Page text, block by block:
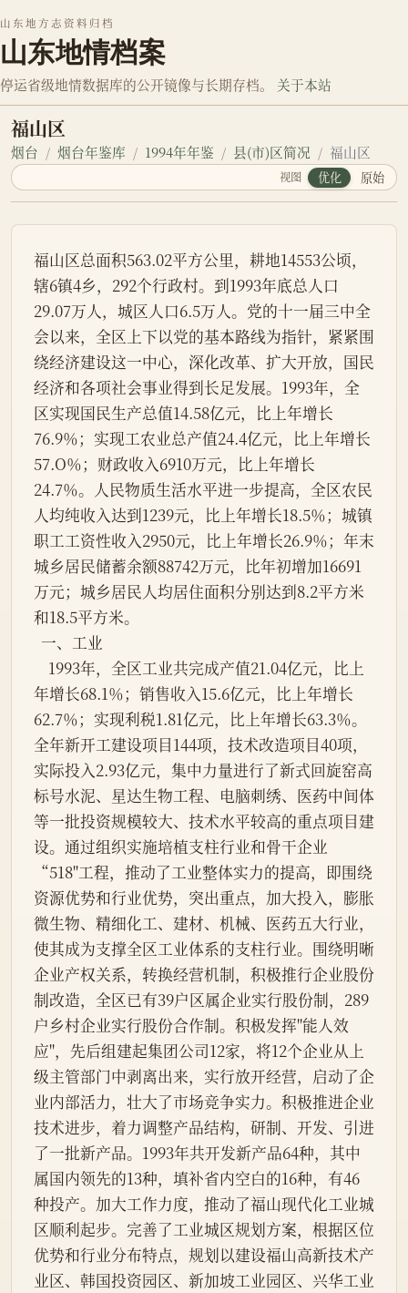
山东地方志资料归档
山东地情档案
停运省级地情数据库的公开镜像与长期存档。 关于本站
福山区
烟台 烟台年鉴库 1994年年鉴 县(市)区简况 福山区
视图 优化 原始
福山区总面积563.02平方公里，耕地14553公顷，
辖6镇4乡，292个行政村。到1993年底总人口
29.07万人，城区人口6.5万人。党的十一届三中全
会以来，全区上下以党的基本路线为指针，紧紧围
绕经济建设这一中心，深化改革、扩大开放，国民
经济和各项社会事业得到长足发展。1993年，全
区实现国民生产总值14.58亿元，比上年增长
76.9％；实现工农业总产值24.4亿元，比上年增长
57.O％；财政收入6910万元，比上年增长
24.7％。人民物质生活水平进一步提高，全区农民
人均纯收入达到1239元，比上年增长18.5％；城镇
职工工资性收入2950元，比上年增长26.9％；年末
城乡居民储蓄余额88742万元，比年初增加16691
万元；城乡居民人均居住面积分别达到8.2平方米
和18.5平方米。
  一、工业
年增长68.1％；销售收入15.6亿元，比上年增长
62.7％；实现利税1.81亿元，比上年增长63.3％。
全年新开工建设项目144项，技术改造项目40项，
实际投入2.93亿元，集中力量进行了新式回旋窑高
标号水泥、星达生物工程、电脑刺绣、医药中间体
等一批投资规模较大、技术水平较高的重点项目建
设。通过组织实施培植支柱行业和骨干企业
“518"工程，推动了工业整体实力的提高，即围绕
资源优势和行业优势，突出重点，加大投入，膨胀
微生物、精细化工、建材、机械、医药五大行业，
使其成为支撑全区工业体系的支柱行业。围绕明晰
企业产权关系，转换经营机制，积极推行企业股份
制改造，全区已有39户区属企业实行股份制，289
户乡村企业实行股份合作制。积极发挥"能人效
应"，先后组建起集团公司12家，将12个企业从上
级主管部门中剥离出来，实行放开经营，启动了企
业内部活力，壮大了市场竞争实力。积极推进企业
技术进步，着力调整产品结构，研制、开发、引进
了一批新产品。1993年共开发新产品64种，其中
属国内领先的13种，填补省内空白的16种，有46
种投产。加大工作力度，推动了福山现代化工业城
区顺利起步。完善了工业城区规划方案，根据区位
优势和行业分布特点，规划以建设福山高新技术产
业区、韩国投资园区、新加坡工业园区、兴华工业